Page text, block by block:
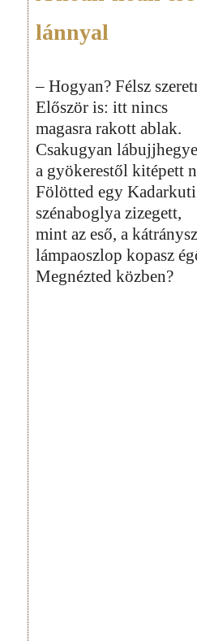
lánnyal
– Hogyan? Félsz
Először is: itt nincs
magasra rakott ablak.
Csakugyan
a gyökerestől kitépett
Fölötted egy
szénaboglya zizegett,
mint az eső, a
lámpaoszlop kopasz
Megnézted közben?